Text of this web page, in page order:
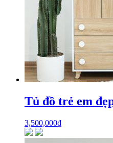
Tủ đồ trẻ em
3,500,000₫